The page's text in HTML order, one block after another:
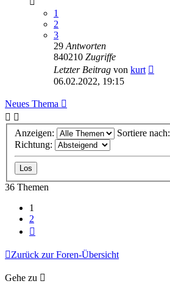
1
2
3
29 Antworten
840210 Zugriffe
Letzter Beitrag von kurt
06.02.2022, 19:15
Neues Thema
Anzeigen:
Sortiere nach:
Richtung:
36 Themen
1
2
Zurück zur Foren-Übersicht
Gehe zu